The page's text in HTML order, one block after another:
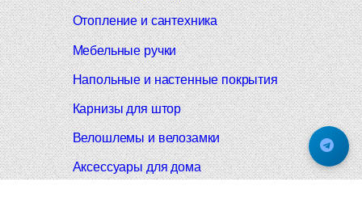
Отопление и сантехника
Мебельные ручки
Напольные и настенные покрытия
Карнизы для штор
Велошлемы и велозамки
Аксессуары для дома